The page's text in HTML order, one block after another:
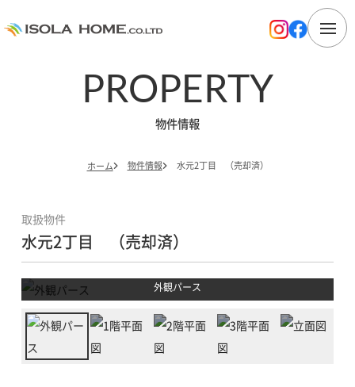
PROPERTY
物件情報
ホーム 物件情報 水元2丁目 （売却済）
取扱物件
水元2丁目 （売却済）
外観パース